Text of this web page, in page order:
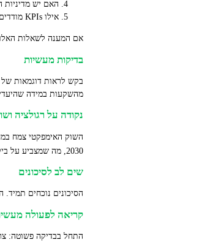
האם יש מדיניות
אילו KPIs מודדים תרומה ל‑SDG וכיצד הם מתקשרים ליעדי התשואה שלך?
אם המענה לשאלות
בדיקות מעשיות
בקש לראות דוגמאות
מהשקעות במידה
נקודה על רגולציה
השוק האימפקטי צמח
2030, מה שמצביע על ביקוש גובר לפתרונות כמו אלה ש‑Value
שים לב לסיכונים
הסיכונים נוכחים
קריאה לפעולה